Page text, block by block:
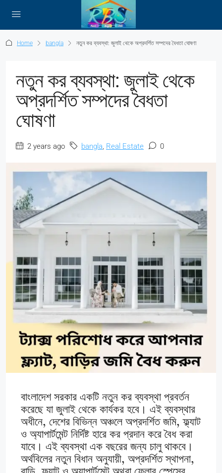
Home bangla নতুন কর ব্যবস্থা: জুলাই থেকে অপ্রদর্শিত সম্পদের বৈধতা ঘোষণা
নতুন কর ব্যবস্থা: জুলাই থেকে
অপ্রদর্শিত সম্পদের বৈধতা
ঘোষণা
2 years ago bangla, Real Estate 0
বাংলাদেশ সরকার একটি নতুন কর ব্যবস্থা প্রবর্তন
করেছে যা জুলাই থেকে কার্যকর হবে। এই ব্যবস্থার
অধীনে, দেশের বিভিন্ন অঞ্চলে অপ্রদর্শিত জমি, ফ্ল্যাট
ও অ্যাপার্টমেন্ট নির্দিষ্ট হারে কর প্রদান করে বৈধ করা
যাবে। এই ব্যবস্থা এক বছরের জন্য চালু থাকবে।
অর্থবিলের নতুন বিধান অনুযায়ী, অপ্রদর্শিত স্থাপনা,